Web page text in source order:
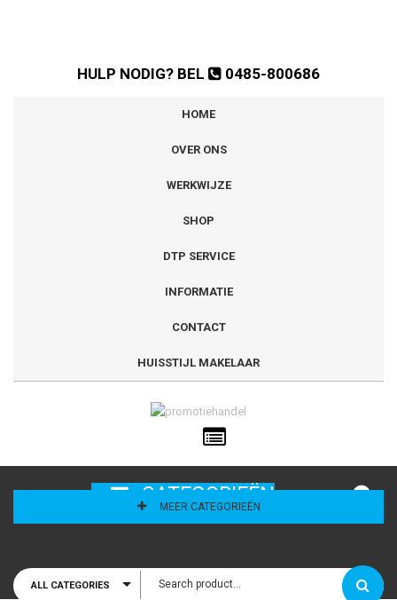
HULP NODIG? BEL 0485-800686
HOME
OVER ONS
WERKWIJZE
SHOP
DTP SERVICE
INFORMATIE
CONTACT
HUISSTIJL MAKELAAR
CATEGORIEËN
MEER CATEGORIEËN
ALL CATEGORIES